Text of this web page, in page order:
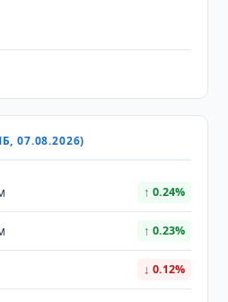
07.08.2026)
↑ 0.24%
↑ 0.23%
↓ 0.12%